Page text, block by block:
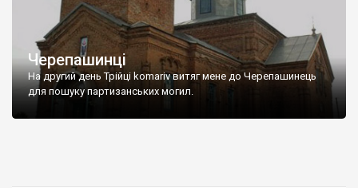
Черепашинці
На другий день Трійці komariv витяг мене до Черепашинець
для пошуку партизанських могил.